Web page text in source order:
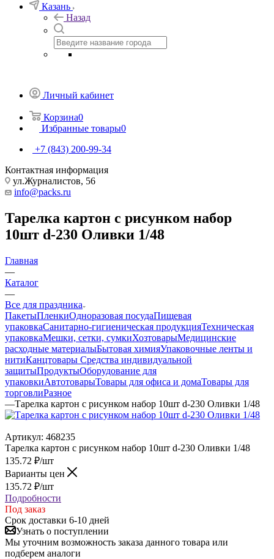
Казань
Назад
Личный кабинет
Корзина0
Избранные товары0
+7 (843) 200-99-34
Контактная информация
ул.Журналистов, 56
info@packs.ru
Тарелка картон с рисунком набор
10шт d-230 Оливки 1/48
Главная
—
Каталог
—
Все для праздника
ПакетыПленкиОдноразовая посудаПищевая
упаковкаСанитарно-гигиеническая продукцияТехническая
упаковкаМешки, сетки, сумкиХозтоварыМедицинские
расходные материалыБытовая химияУпаковочные ленты и
нитиКанцтовары Средства индивидуальной
защитыПродуктыОборудование для
упаковкиАвтотоварыТовары для офиса и домаТовары для
торговлиРазное
—Тарелка картон с рисунком набор 10шт d-230 Оливки 1/48
Артикул: 468235
Тарелка картон с рисунком набор 10шт d-230 Оливки 1/48
135.72 ₽/шт
Варианты цен
135.72 ₽/шт
Подробности
Под заказ
Срок доставки 6-10 дней
Узнать о поступлении
Мы уточним возможность заказа данного товара или
подберем аналоги